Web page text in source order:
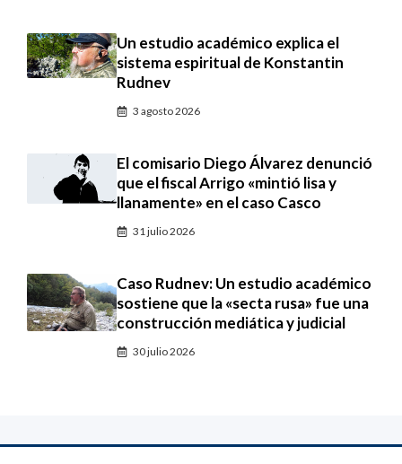
Un estudio académico explica el
sistema espiritual de Konstantin
Rudnev
3 agosto 2026
El comisario Diego Álvarez denunció
que el fiscal Arrigo «mintió lisa y
llanamente» en el caso Casco
31 julio 2026
Caso Rudnev: Un estudio académico
sostiene que la «secta rusa» fue una
construcción mediática y judicial
30 julio 2026